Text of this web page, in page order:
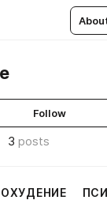
Follow
3 posts